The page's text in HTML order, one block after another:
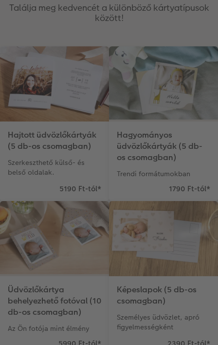
Találja meg kedvencét a különböző kártyatípusok
között!
Hajtott üdvözlőkártyák
(5 db-os csomagban)
Szerkeszthető külső- és
belső oldalak.
5190 Ft-tól*
Hagyományos
üdvözlőkártyák (5 db-
os csomagban)
Trendi formátumokban
1790 Ft-tól*
Üdvözlőkártya
behelyezhető fotóval (10
db-os csomagban)
Az Ön fotója mint élmény
Képeslapok (5 db-os
csomagban)
Személyes üdvözlet, apró
figyelmességként